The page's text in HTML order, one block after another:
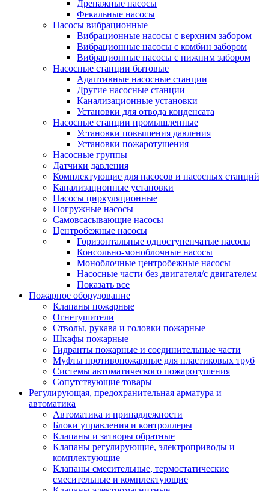
Дренажные насосы
Фекальные насосы
Насосы вибрационные
Вибрационные насосы с верхним забором
Вибрационные насосы с комбин забором
Вибрационные насосы с нижним забором
Насосные станции бытовые
Адаптивные насосные станции
Другие насосные станции
Канализационные установки
Установки для отвода конденсата
Насосные станции промышленные
Установки повышения давления
Установки пожаротушения
Насосные группы
Датчики давления
Комплектующие для насосов и насосных станций
Канализационные установки
Насосы циркуляционные
Погружные насосы
Самовсасывающие насосы
Центробежные насосы
Горизонтальные одноступенчатые насосы
Консольно-моноблочные насосы
Моноблочные центробежные насосы
Насосные части без двигателя/с двигателем
Показать все
Пожарное оборудование
Клапаны пожарные
Огнетушители
Стволы, рукава и головки пожарные
Шкафы пожарные
Гидранты пожарные и соединительные части
Муфты противопожарные для пластиковых труб
Системы автоматического пожаротушения
Сопутствующие товары
Регулирующая, предохранительная арматура и
автоматика
Автоматика и принадлежности
Блоки управления и контроллеры
Клапаны и затворы обратные
Клапаны регулирующие, электроприводы и
комплектующие
Клапаны смесительные, термостатические
смесительные и комплектующие